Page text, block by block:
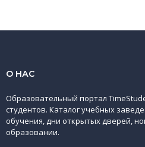
О НАС
Образовательный портал
студентов. Каталог учебных
обучения, дни открытых дверей,
образовании.